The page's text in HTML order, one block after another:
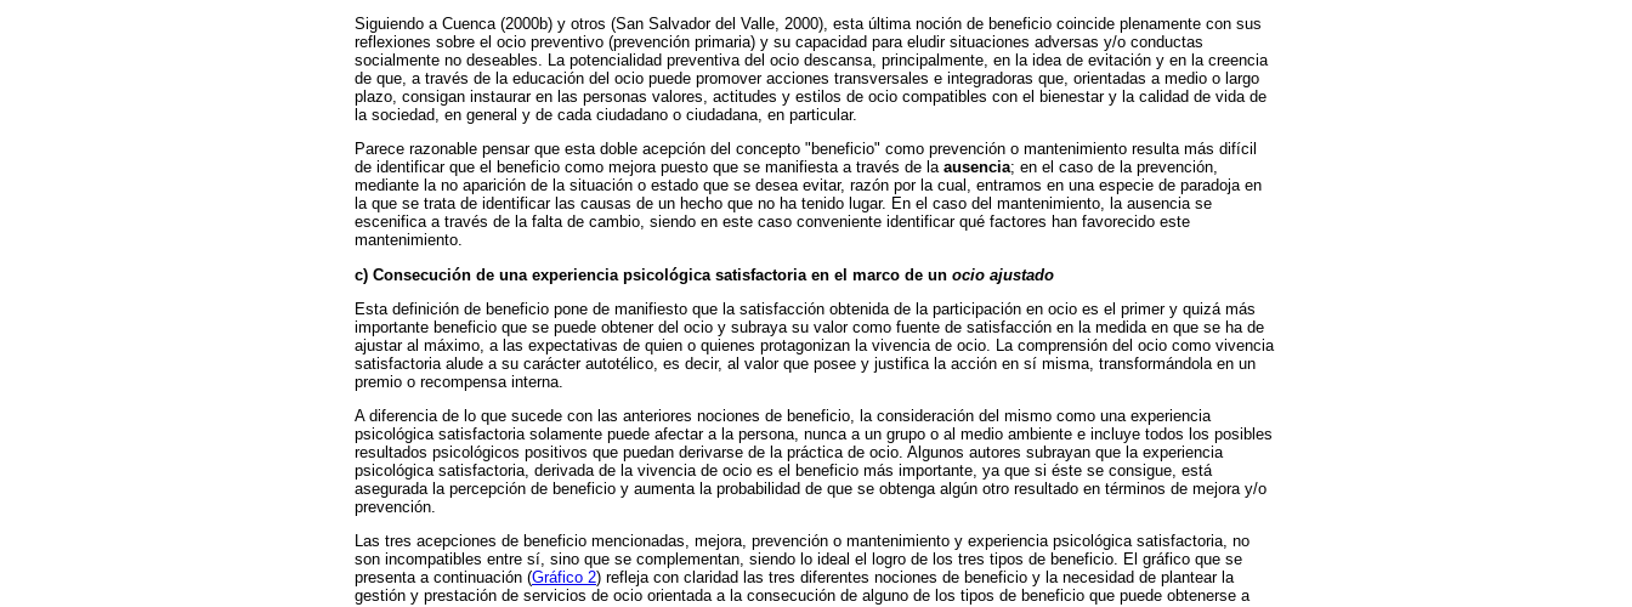
Siguiendo a Cuenca (2000b) y otros (San Salvador del Valle, 2000), esta última noción de beneficio coincide plenamente con sus
reflexiones sobre el ocio preventivo (prevención primaria) y su capacidad para eludir situaciones adversas y/o conductas
socialmente no deseables. La potencialidad preventiva del ocio descansa, principalmente, en la idea de evitación y en la creencia
de que, a través de la educación del ocio puede promover acciones transversales e integradoras que, orientadas a medio o largo
plazo, consigan instaurar en las personas valores, actitudes y estilos de ocio compatibles con el bienestar y la calidad de vida de
la sociedad, en general y de cada ciudadano o ciudadana, en particular.
Parece razonable pensar que esta doble acepción del concepto "beneficio" como prevención o mantenimiento resulta más difícil
de identificar que el beneficio como mejora puesto que se manifiesta a través de la ausencia; en el caso de la prevención,
mediante la no aparición de la situación o estado que se desea evitar, razón por la cual, entramos en una especie de paradoja en
la que se trata de identificar las causas de un hecho que no ha tenido lugar. En el caso del mantenimiento, la ausencia se
escenifica a través de la falta de cambio, siendo en este caso conveniente identificar qué factores han favorecido este
mantenimiento.
c) Consecución de una experiencia psicológica satisfactoria en el marco de un ocio ajustado
Esta definición de beneficio pone de manifiesto que la satisfacción obtenida de la participación en ocio es el primer y quizá más
importante beneficio que se puede obtener del ocio y subraya su valor como fuente de satisfacción en la medida en que se ha de
ajustar al máximo, a las expectativas de quien o quienes protagonizan la vivencia de ocio. La comprensión del ocio como vivencia
satisfactoria alude a su carácter autotélico, es decir, al valor que posee y justifica la acción en sí misma, transformándola en un
premio o recompensa interna.
A diferencia de lo que sucede con las anteriores nociones de beneficio, la consideración del mismo como una experiencia
psicológica satisfactoria solamente puede afectar a la persona, nunca a un grupo o al medio ambiente e incluye todos los posibles
resultados psicológicos positivos que puedan derivarse de la práctica de ocio. Algunos autores subrayan que la experiencia
psicológica satisfactoria, derivada de la vivencia de ocio es el beneficio más importante, ya que si éste se consigue, está
asegurada la percepción de beneficio y aumenta la probabilidad de que se obtenga algún otro resultado en términos de mejora y/o
prevención.
Las tres acepciones de beneficio mencionadas, mejora, prevención o mantenimiento y experiencia psicológica satisfactoria, no
son incompatibles entre sí, sino que se complementan, siendo lo ideal el logro de los tres tipos de beneficio. El gráfico que se
presenta a continuación (Gráfico 2) refleja con claridad las tres diferentes nociones de beneficio y la necesidad de plantear la
gestión y prestación de servicios de ocio orientada a la consecución de alguno de los tipos de beneficio que puede obtenerse a